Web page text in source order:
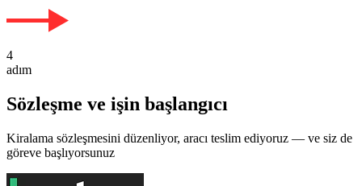
4
adım
Sözleşme ve işin başlangıcı
Kiralama sözleşmesini düzenliyor, aracı teslim ediyoruz — ve siz de
göreve başlıyorsunuz